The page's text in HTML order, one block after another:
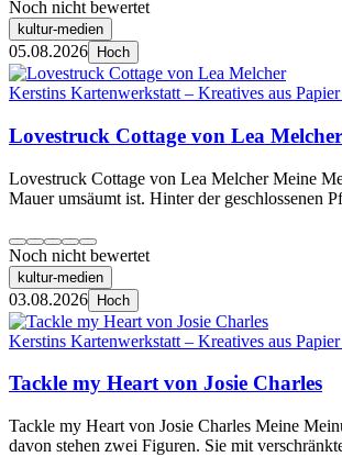
Noch nicht bewertet
kultur-medien
05.08.2026 Hoch
Kerstins Kartenwerkstatt – Kreatives aus
Lovestruck Cottage von Lea Melcher
Lovestruck Cottage von Lea Melcher Meine
Mauer umsäumt ist. Hinter der geschlossenen
Noch nicht bewertet
kultur-medien
03.08.2026 Hoch
Kerstins Kartenwerkstatt – Kreatives aus
Tackle my Heart von Josie Charles
Tackle my Heart von Josie Charles Meine
davon stehen zwei Figuren. Sie mit